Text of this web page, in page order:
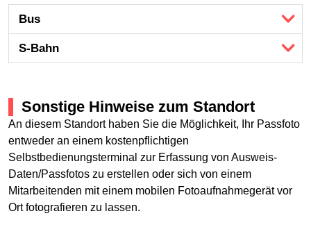
Bus
S-Bahn
Sonstige Hinweise zum Standort
An diesem Standort haben Sie die Möglichkeit, Ihr Passfoto
entweder an einem kostenpflichtigen
Selbstbedienungsterminal zur Erfassung von Ausweis-
Daten/Passfotos zu erstellen oder sich von einem
Mitarbeitenden mit einem mobilen Fotoaufnahmegerät vor
Ort fotografieren zu lassen.